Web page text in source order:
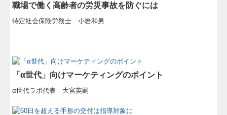
職場で働く高齢者の労災事故を防ぐには
特定社会保険労務士 小岩和男
「α世代」向けマーケティングのポイント
α世代ラボ代表 大宮英嗣